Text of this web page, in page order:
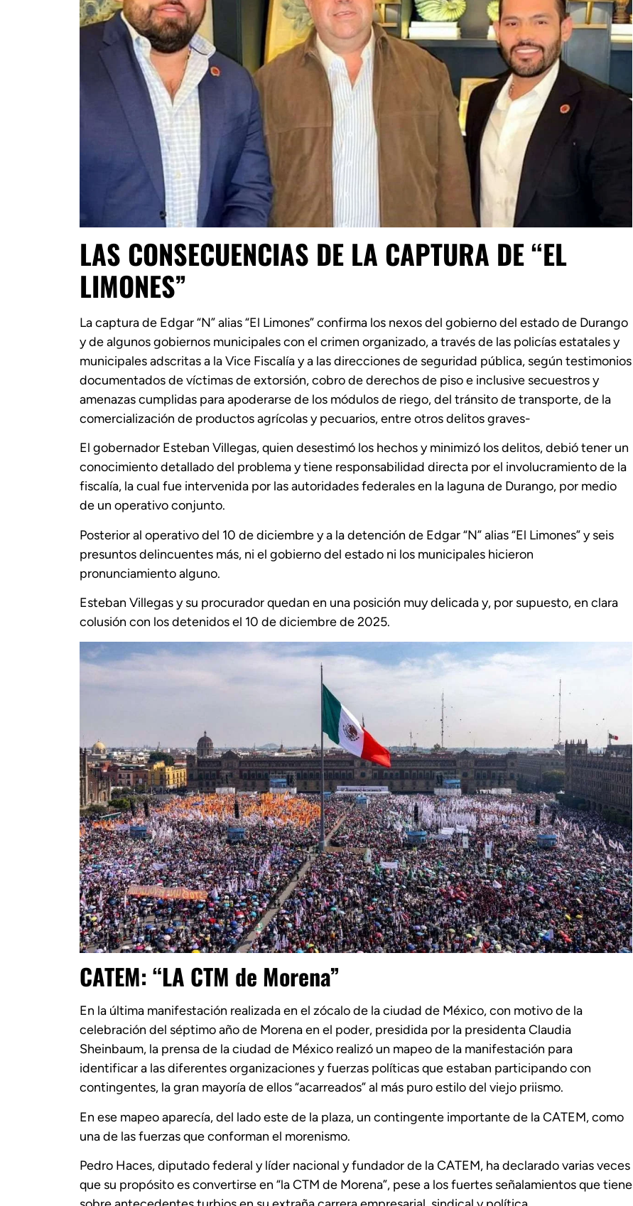
LAS CONSECUENCIAS DE LA CAPTURA DE “EL
LIMONES”
La captura de Edgar “N” alias “El Limones” confirma los nexos del gobierno del estado de Durango
y de algunos gobiernos municipales con el crimen organizado, a través de las policías estatales y
municipales adscritas a la Vice Fiscalía y a las direcciones de seguridad pública, según testimonios
documentados de víctimas de extorsión, cobro de derechos de piso e inclusive secuestros y
amenazas cumplidas para apoderarse de los módulos de riego, del tránsito de transporte, de la
comercialización de productos agrícolas y pecuarios, entre otros delitos graves-
El gobernador Esteban Villegas, quien desestimó los hechos y minimizó los delitos, debió tener un
conocimiento detallado del problema y tiene responsabilidad directa por el involucramiento de la
fiscalía, la cual fue intervenida por las autoridades federales en la laguna de Durango, por medio
de un operativo conjunto.
Posterior al operativo del 10 de diciembre y a la detención de Edgar “N” alias “El Limones” y seis
presuntos delincuentes más, ni el gobierno del estado ni los municipales hicieron
pronunciamiento alguno.
Esteban Villegas y su procurador quedan en una posición muy delicada y, por supuesto, en clara
colusión con los detenidos el 10 de diciembre de 2025.
CATEM: “LA CTM de Morena”
En la última manifestación realizada en el zócalo de la ciudad de México, con motivo de la
celebración del séptimo año de Morena en el poder, presidida por la presidenta Claudia
Sheinbaum, la prensa de la ciudad de México realizó un mapeo de la manifestación para
identificar a las diferentes organizaciones y fuerzas políticas que estaban participando con
contingentes, la gran mayoría de ellos “acarreados” al más puro estilo del viejo priismo.
En ese mapeo aparecía, del lado este de la plaza, un contingente importante de la CATEM, como
una de las fuerzas que conforman el morenismo.
Pedro Haces, diputado federal y líder nacional y fundador de la CATEM, ha declarado varias veces
que su propósito es convertirse en “la CTM de Morena”, pese a los fuertes señalamientos que tiene